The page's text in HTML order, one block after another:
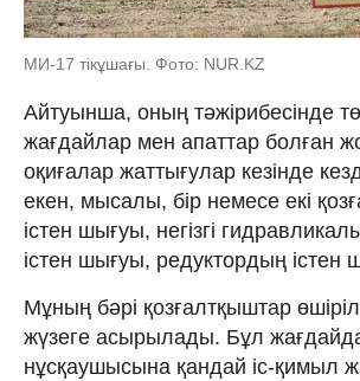
МИ-17 тікұшағы. Фото: NUR.KZ
Айтуынша, оның тәжірибесінде
жағдайлар мен апаттар болған
оқиғалар жаттығулар кезінде
екен, мысалы, бір немесе екі
істен шығуы, негізгі
істен шығуы, редуктордың істен
Мұның бәрі қозғалтқыштар
жүзеге асырылады. Бұл
нұсқаушысына қандай іс-қимыл